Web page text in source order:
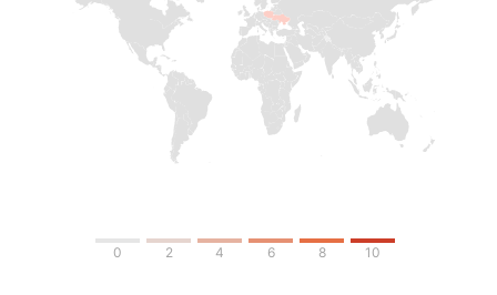
0 2 4 6 8 10